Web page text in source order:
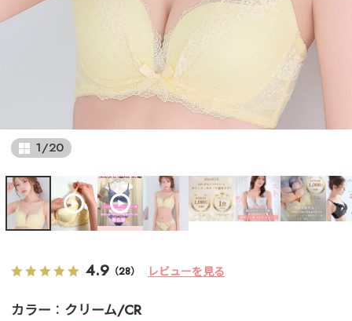
1/20
4.9 （28） レビューを見る
カラー クリーム/CR